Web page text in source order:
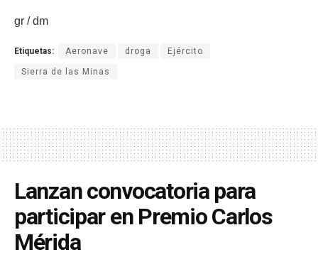
gr / dm
Etiquetas: Aeronave droga Ejército
Sierra de las Minas
Lanzan convocatoria para
participar en Premio Carlos
Mérida